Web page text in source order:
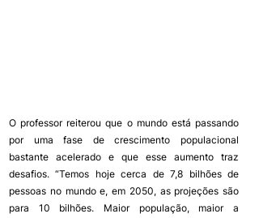
O professor reiterou que o mundo está passando
por uma fase de crescimento populacional
bastante acelerado e que esse aumento traz
desafios. “Temos hoje cerca de 7,8 bilhões de
pessoas no mundo e, em 2050, as projeções são
para 10 bilhões. Maior população, maior a